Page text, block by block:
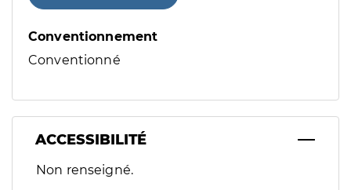
Conventionnement
Conventionné
ACCESSIBILITÉ
Filtres
Sélectionnez un ou plusieurs handicaps/besoins
Non renseigné.